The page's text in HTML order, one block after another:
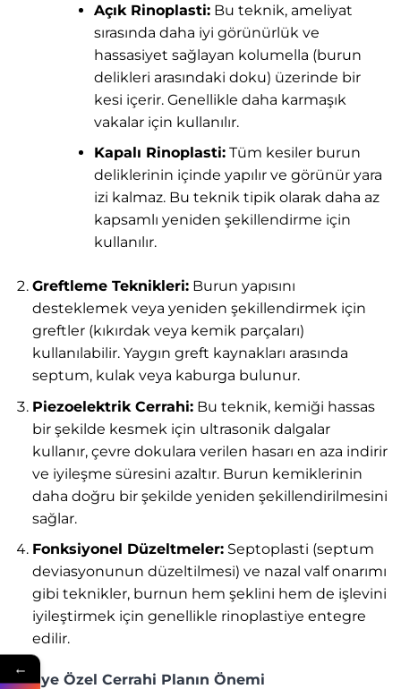
Açık Rinoplasti:Bu teknik, ameliyat
sırasında daha iyi görünürlük ve
hassasiyet sağlayan kolumella (burun
delikleri arasındaki doku) üzerinde bir
kesi içerir. Genellikle daha karmaşık
vakalar için kullanılır.
Kapalı Rinoplasti:Tüm kesiler burun
deliklerinin içinde yapılır ve görünür yara
izi kalmaz. Bu teknik tipik olarak daha az
kapsamlı yeniden şekillendirme için
kullanılır.
Greftleme Teknikleri:Burun yapısını
desteklemek veya yeniden şekillendirmek için
greftler (kıkırdak veya kemik parçaları)
kullanılabilir. Yaygın greft kaynakları arasında
septum, kulak veya kaburga bulunur.
Piezoelektrik Cerrahi:Bu teknik, kemiği hassas
bir şekilde kesmek için ultrasonik dalgalar
kullanır, çevre dokulara verilen hasarı en aza indirir
ve iyileşme süresini azaltır. Burun kemiklerinin
daha doğru bir şekilde yeniden şekillendirilmesini
sağlar.
Fonksiyonel Düzeltmeler:Septoplasti (septum
deviasyonunun düzeltilmesi) ve nazal valf onarımı
gibi teknikler, burnun hem şeklini hem de işlevini
iyileştirmek için genellikle rinoplastiye entegre
edilir.
Kişiye Özel Cerrahi Planın Önemi
←